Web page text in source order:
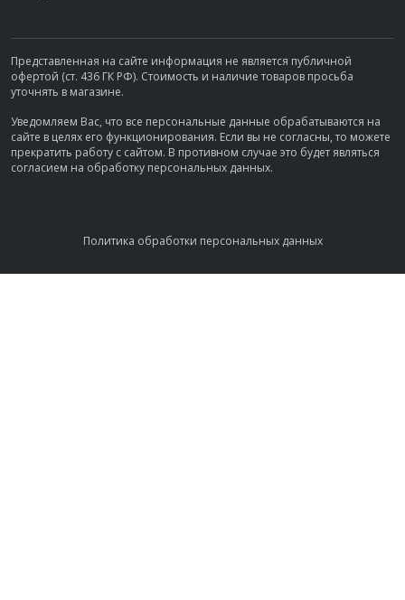
Представленная на сайте информация не является публичной
офертой (ст. 436 ГК РФ). Стоимость и наличие товаров просьба
уточнять в магазине.
Уведомляем Вас, что все персональные данные обрабатываются на
сайте в целях его функционирования. Если вы не согласны, то можете
прекратить работу с сайтом. В противном случае это будет являться
согласием на обработку персональных данных.
Политика обработки персональных данных